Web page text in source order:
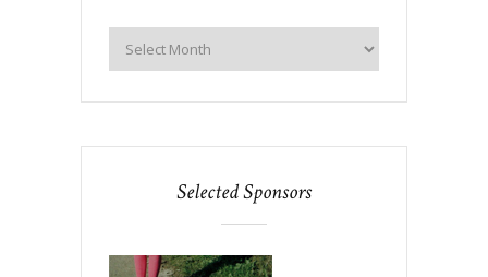
Selected Sponsors